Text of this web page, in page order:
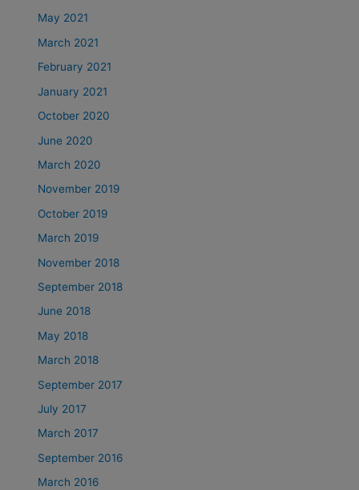
May 2021
March 2021
February 2021
January 2021
October 2020
June 2020
March 2020
November 2019
October 2019
March 2019
November 2018
September 2018
June 2018
May 2018
March 2018
September 2017
July 2017
March 2017
September 2016
March 2016